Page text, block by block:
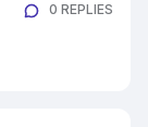
0 REPLIES